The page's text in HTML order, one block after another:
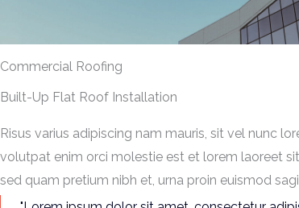
Commercial Roofing
Built-Up Flat Roof Installation
Risus varius adipiscing nam mauris, sit vel nunc
volutpat enim orci molestie est et lorem laoreet
sed quam pretium nibh et, urna proin euismod